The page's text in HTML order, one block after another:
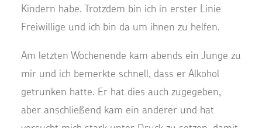
Kindern habe. Trotzdem bin ich in erster Linie
Freiwillige und ich bin da um ihnen zu helfen.
Am letzten Wochenende kam abends ein Junge zu
mir und ich bemerkte schnell, dass er Alkohol
getrunken hatte. Er hat dies auch zugegeben,
aber anschließend kam ein anderer und hat